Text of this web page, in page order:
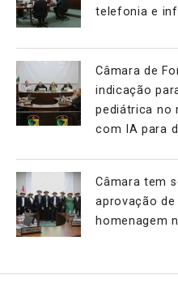
telefonia e
Câmara de
indicação
pediátrica no
com IA para
Câmara tem
aprovação
homenagem